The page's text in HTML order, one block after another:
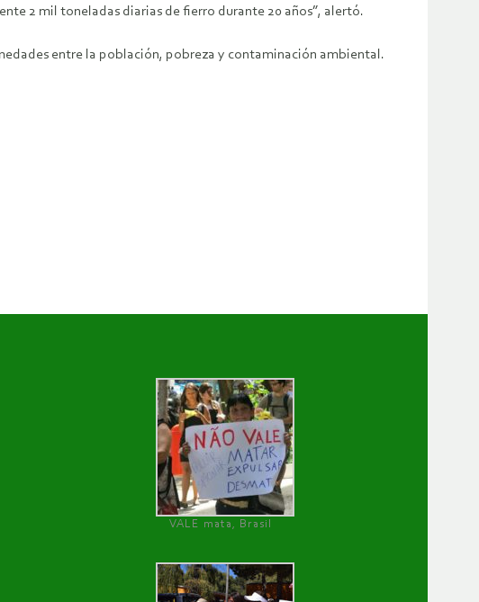
2 mil toneladas diarias de fierro durante 20 años”, alertó.
entre la población, pobreza y contaminación ambiental.
VALE mata, Brasil